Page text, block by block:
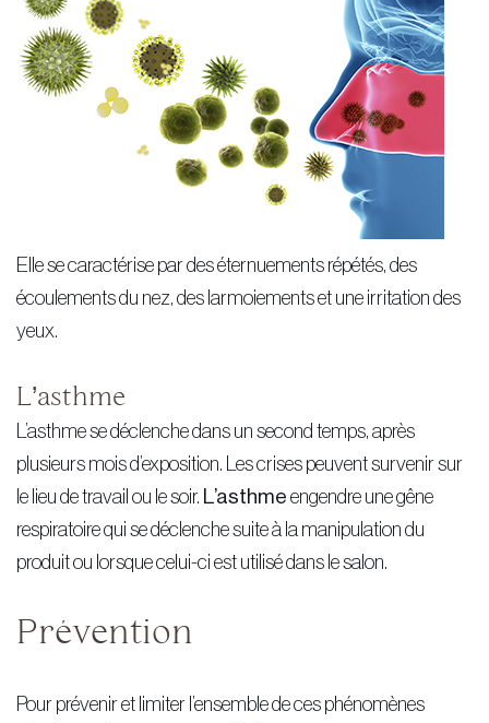
Elle se caractérise par des éternuements répétés, des
écoulements du nez, des larmoiements et une irritation des
yeux.
L’asthme
L’asthme se déclenche dans un second temps, après
plusieurs mois d’exposition. Les crises peuvent survenir sur
le lieu de travail ou le soir. L’asthme engendre une gêne
respiratoire qui se déclenche suite à la manipulation du
produit ou lorsque celui-ci est utilisé dans le salon.
Prévention
Pour prévenir et limiter l’ensemble de ces phénomènes